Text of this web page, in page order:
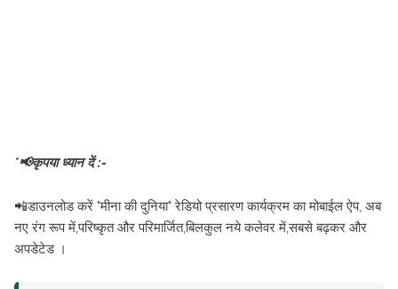
*📢कृपया ध्यान दें :-
📲डाउनलोड करें "मीना की दुनिया" रेडियो प्रसारण कार्यक्रम का मोबाईल ऐप, अब
नए रंग रूप में,परिष्कृत और परिमार्जित,बिलकुल नये कलेवर में,सबसे बढ़कर और
अपडेटेड ।